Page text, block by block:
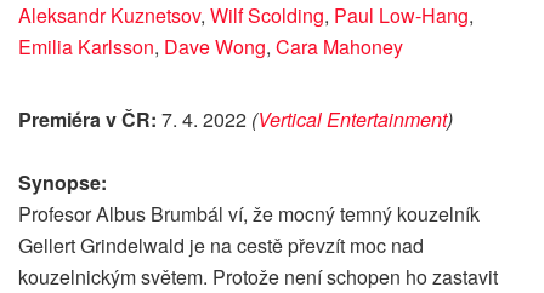
Aleksandr Kuznetsov, Wilf Scolding, Paul Low-Hang,
Emilia Karlsson, Dave Wong, Cara Mahoney
Premiéra v ČR: 7. 4. 2022 (Vertical Entertainment)
Synopse:
Profesor Albus Brumbál ví, že mocný temný kouzelník
Gellert Grindelwald je na cestě převzít moc nad
kouzelnickým světem. Protože není schopen ho zastavit